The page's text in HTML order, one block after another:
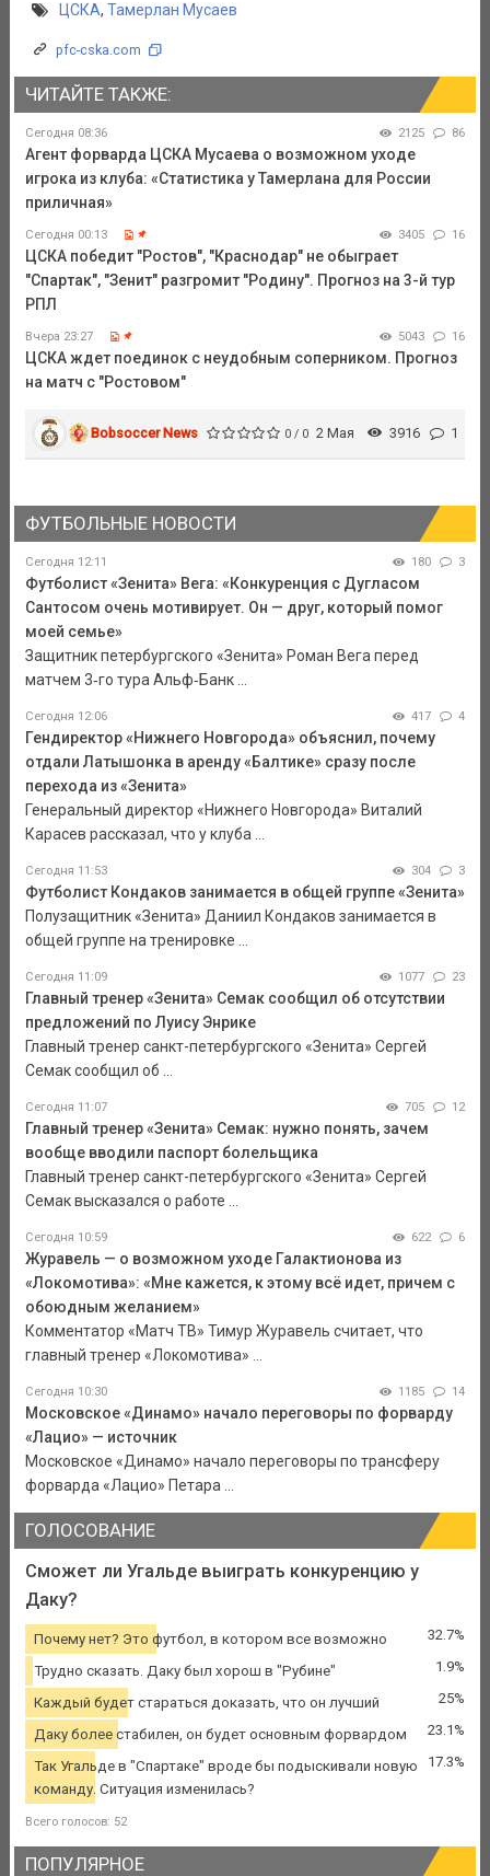
ЦСКА, Тамерлан Мусаев
pfc-cska.com
ЧИТАЙТЕ ТАКЖЕ:
Сегодня 08:36 2125 86
Агент форварда ЦСКА Мусаева о возможном уходе
игрока из клуба: «Статистика у Тамерлана для России
приличная»
Сегодня 00:13 3405 16
ЦСКА победит "Ростов", "Краснодар" не обыграет
"Спартак", "Зенит" разгромит "Родину". Прогноз на 3-й тур
РПЛ
Вчера 23:27 5043 16
ЦСКА ждет поединок с неудобным соперником. Прогноз
на матч с "Ростовом"
Bobsoccer News 0 / 0 2 Мая 3916 1
ФУТБОЛЬНЫЕ НОВОСТИ
Сегодня 12:11 180 3
Футболист «Зенита» Вега: «Конкуренция с Дугласом
Сантосом очень мотивирует. Он — друг, который помог
моей семье»
Защитник петербургского «Зенита» Роман Вега перед
матчем 3‑го тура Альф‑Банк ...
Сегодня 12:06 417 4
Гендиректор «Нижнего Новгорода» объяснил, почему
отдали Латышонка в аренду «Балтике» сразу после
перехода из «Зенита»
Генеральный директор «Нижнего Новгорода» Виталий
Карасев рассказал, что у клуба ...
Сегодня 11:53 304 3
Футболист Кондаков занимается в общей группе «Зенита»
Полузащитник «Зенита» Даниил Кондаков занимается в
общей группе на тренировке ...
Сегодня 11:09 1077 23
Главный тренер «Зенита» Семак сообщил об отсутствии
предложений по Луису Энрике
Главный тренер санкт-петербургского «Зенита» Сергей
Семак сообщил об ...
Сегодня 11:07 705 12
Главный тренер «Зенита» Семак: нужно понять, зачем
вообще вводили паспорт болельщика
Главный тренер санкт-петербургского «Зенита» Сергей
Семак высказался о работе ...
Сегодня 10:59 622 6
Журавель — о возможном уходе Галактионова из
«Локомотива»: «Мне кажется, к этому всё идет, причем с
обоюдным желанием»
Комментатор «Матч ТВ» Тимур Журавель считает, что
главный тренер «Локомотива» ...
Сегодня 10:30 1185 14
Московское «Динамо» начало переговоры по форварду
«Лацио» — источник
Московское «Динамо» начало переговоры по трансферу
форварда «Лацио» Петара ...
ГОЛОСОВАНИЕ
Сможет ли Угальде выиграть конкуренцию у
Даку?
Почему нет? Это футбол, в котором все возможно 32.7%
Трудно сказать. Даку был хорош в "Рубине" 1.9%
Каждый будет стараться доказать, что он лучший 25%
Даку более стабилен, он будет основным форвардом 23.1%
Так Угальде в "Спартаке" вроде бы подыскивали новую
команду. Ситуация изменилась?
17.3%
Всего голосов: 52
ПОПУЛЯРНОЕ